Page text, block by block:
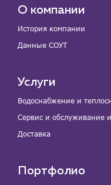
О компании
История компании
Данные СОУТ
Услуги
Водоснабжение и
Сервис и обслуживание
Доставка
Портфолио